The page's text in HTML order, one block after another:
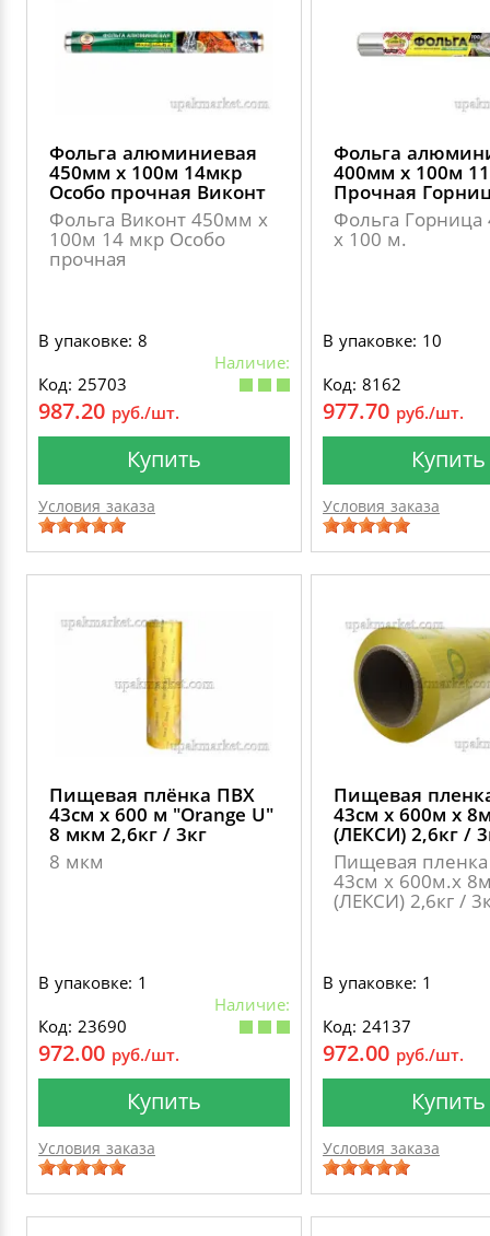
ПАКЕТЫ СЛАЙДЕРЫ И ЗИПЛОКИ ( ZIP
ПАКЕТЫ С ПЕТЛЕВЫМИ РУЧКАМИ
ПАКЕТЫ С ВЫРУБНЫМИ РУЧКАМИ
КУРЬЕРСКИЕ И ПОЧТОВЫЕ ПАКЕТЫ
ДЕКОРАТИВНЫЕ УКРАШЕНИЯ
УПАКОВКА ДЛЯ ТОРТОВ
УПАКОВКА ДЛЯ ЯИЦ
ВАТНО-БУМАЖНАЯ ПРОДУКЦИЯ
САЛФЕТКИ, ПОЛОТЕНЦА
САЛФЕТКИ ВЛАЖНЫЕ
ТУАЛЕТНАЯ БУМАГА
ИЗОЛЕНТЫ
КРЕППИРОВАННЫЕ ЛЕНТЫ
СКЛАДСКАЯ УПАКОВКА
СТИРАЛЬНЫЕ ПОРОШКИ
КОНДИЦИОНЕРЫ ДЛЯ БЕЛЬЯ
СРЕДСТВА ДЛЯ УБОРКИ И ЧИСТКИ
СРЕДСТВА ДЛЯ МЫТЬЯ ПОСУДЫ
ФЛОРЕАЛЬ
СИНЕРГЕТИК
АВТОХИМИЯ
Фольга алюминиевая
450мм х 100м 14мкр
Особо прочная Виконт
Фольга Виконт 450мм х
100м 14 мкр Особо
прочная
В упаковке: 8
Наличие:
Код: 25703
987.20 руб./шт.
Купить
Условия заказа
Фольга
400мм х 100м
Прочная
Фольга
х 100 м.
В упаковке: 10
Код: 8162
977.70 руб./шт.
Купить
Условия заказа
Пищевая плёнка ПВХ
43см х 600 м "Оrange U"
8 мкм 2,6кг / 3кг
8 мкм
В упаковке: 1
Наличие:
Код: 23690
972.00 руб./шт.
Купить
Условия заказа
Пищевая
43см х 600м х
(ЛЕКСИ) 2,6кг /
Пищевая
43см х 600м.х
(ЛЕКСИ) 2,6кг /
В упаковке: 1
Код: 24137
972.00 руб./шт.
Купить
Условия заказа